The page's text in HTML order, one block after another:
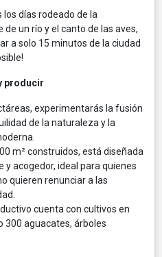
días rodeado de la
un río y el canto de las aves,
a solo 15 minutos de la ciudad
producir
experimentarás la fusión
de la naturaleza y la
m² construidos, está diseñada
y acogedor, ideal para quienes
quieren renunciar a las
cuenta con cultivos en
300 aguacates, árboles